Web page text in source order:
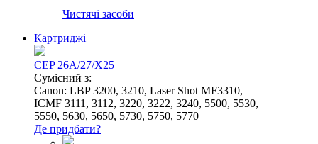
Чистячі засоби
Картриджі
CEP 26A/27/X25
Сумісний з:
Canon: LBP 3200, 3210, Laser Shot MF3310,
ICMF 3111, 3112, 3220, 3222, 3240, 5500, 5530,
5550, 5630, 5650, 5730, 5750, 5770
Де придбати?